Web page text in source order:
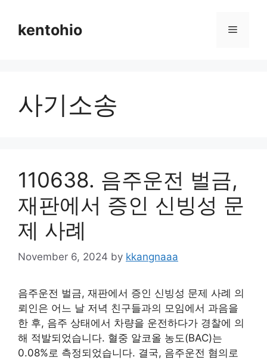
contentkentohio Menu
사기소송
110638. 음주운전 벌금,
재판에서 증인 신빙성 문
제 사례
November 6, 2024 by kkangnaaa
음주운전 벌금, 재판에서 증인 신빙성 문제 사례 의
뢰인은 어느 날 저녁 친구들과의 모임에서 과음을
한 후, 음주 상태에서 차량을 운전하다가 경찰에 의
해 적발되었습니다. 혈중 알코올 농도(BAC)는
0.08%로 측정되었습니다. 결국, 음주운전 혐의로